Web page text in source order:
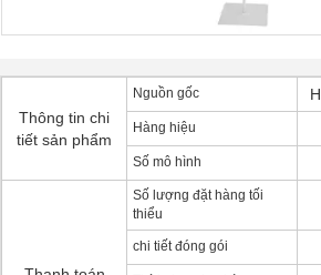
Thông tin chi
tiết sản phẩm
Nguồn gốc
Hàng hiệu
Số mô hình
Số lượng đặt hàng tối
thiểu
chi tiết đóng gói